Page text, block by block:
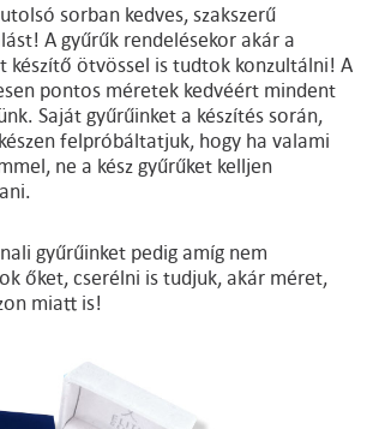
sorban kedves, szakszerű
A gyűrűk rendelésekor akár a
készítő ötvössel is tudtok konzultálni! A
pontos méretek kedvéért mindent
Saját gyűrűinket a készítés során,
felpróbáltatjuk, hogy ha valami
ne a kész gyűrűket kelljen
gyűrűinket pedig amíg nem
őket, cserélni is tudjuk, akár méret,
miatt is!